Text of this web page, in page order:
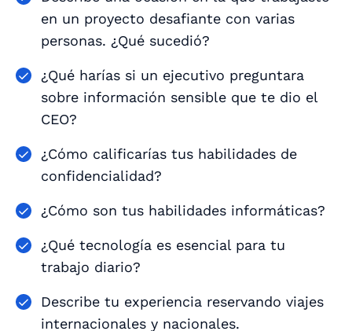
en un proyecto desafiante con varias
personas. ¿Qué sucedió?
¿Qué harías si un ejecutivo preguntara
sobre información sensible que te dio el
CEO?
¿Cómo calificarías tus habilidades de
confidencialidad?
¿Cómo son tus habilidades informáticas?
¿Qué tecnología es esencial para tu
trabajo diario?
Describe tu experiencia reservando viajes
internacionales y nacionales.